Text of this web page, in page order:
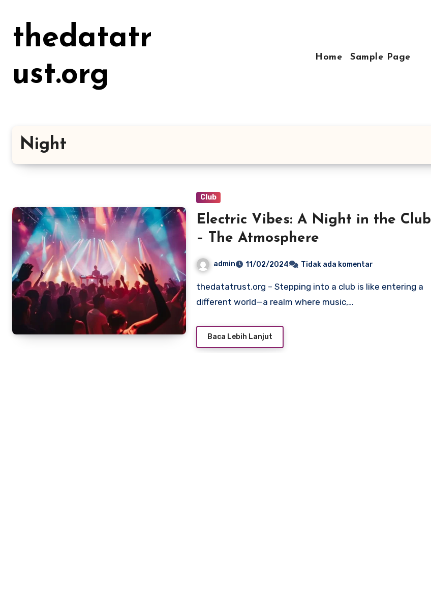
kontenthedatatr
ust.org
Home Sample Page
Night
Club
Electric Vibes: A Night in the Club
– The Atmosphere
admin 11/02/2024 Tidak ada komentar
thedatatrust.org – Stepping into a club is like entering a
different world—a realm where music,…
Baca Lebih Lanjut